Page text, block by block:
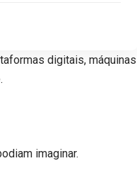
digitais, máquinas
imaginar.